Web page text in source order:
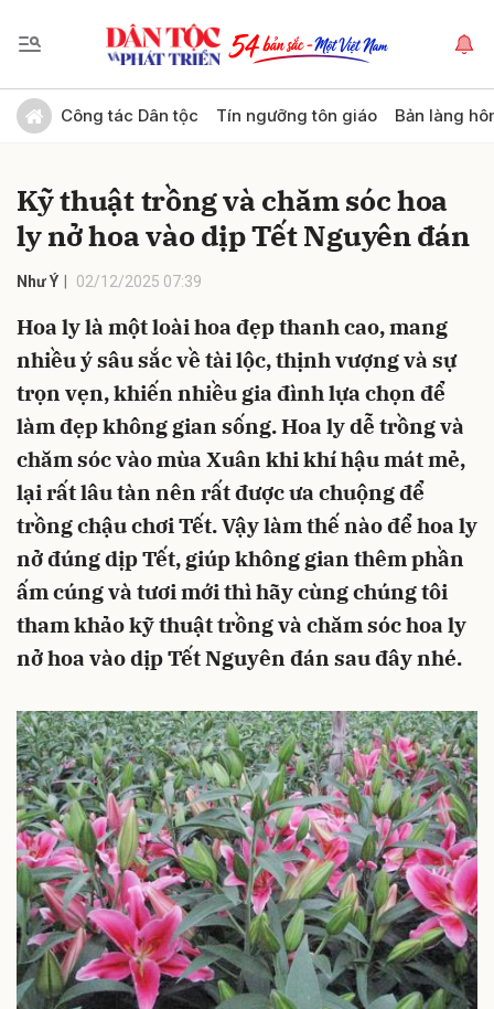
Công tác Dân tộc Tín ngưỡng tôn giáo Bản làng
Kỹ thuật trồng và chăm sóc hoa
ly nở hoa vào dịp Tết Nguyên đán
Như Ý 02/12/2025 07:39
Hoa ly là một loài hoa đẹp thanh cao, mang
nhiều ý sâu sắc về tài lộc, thịnh vượng và sự
trọn vẹn, khiến nhiều gia đình lựa chọn để
làm đẹp không gian sống. Hoa ly dễ trồng và
chăm sóc vào mùa Xuân khi khí hậu mát mẻ,
lại rất lâu tàn nên rất được ưa chuộng để
trồng chậu chơi Tết. Vậy làm thế nào để hoa ly
nở đúng dịp Tết, giúp không gian thêm phần
ấm cúng và tươi mới thì hãy cùng chúng tôi
tham khảo kỹ thuật trồng và chăm sóc hoa ly
nở hoa vào dịp Tết Nguyên đán sau đây nhé.
Gửi bình luận
Hủy Gửi